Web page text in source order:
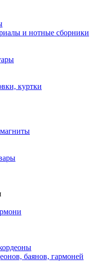
и нотные сборники
куртки
баянов, гармоней